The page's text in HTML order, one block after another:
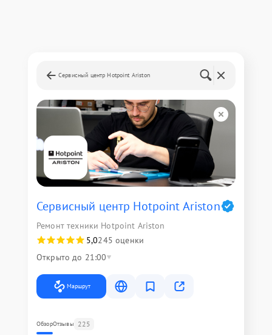
Сервисный центр Hotpoint Ariston
Сервисный центр Hotpoint Ariston
Ремонт техники Hotpoint Ariston
5,0245 оценки
Открыто до 21:00
Маршрут
ОбзорОтзывы 225